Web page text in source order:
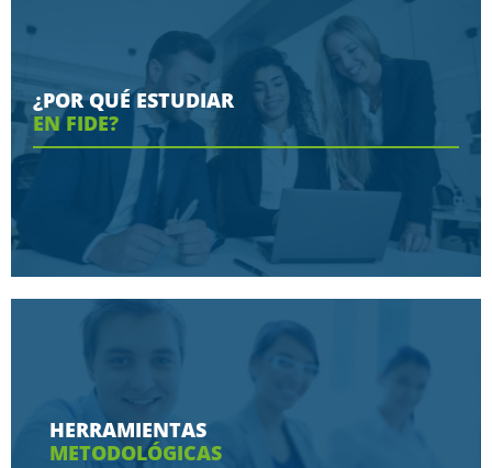
¿POR QUÉ ESTUDIAR
EN FIDE?
Conoce aquí las razones porque nos eligen
Ver más
HERRAMIENTAS
METODOLÓGICAS